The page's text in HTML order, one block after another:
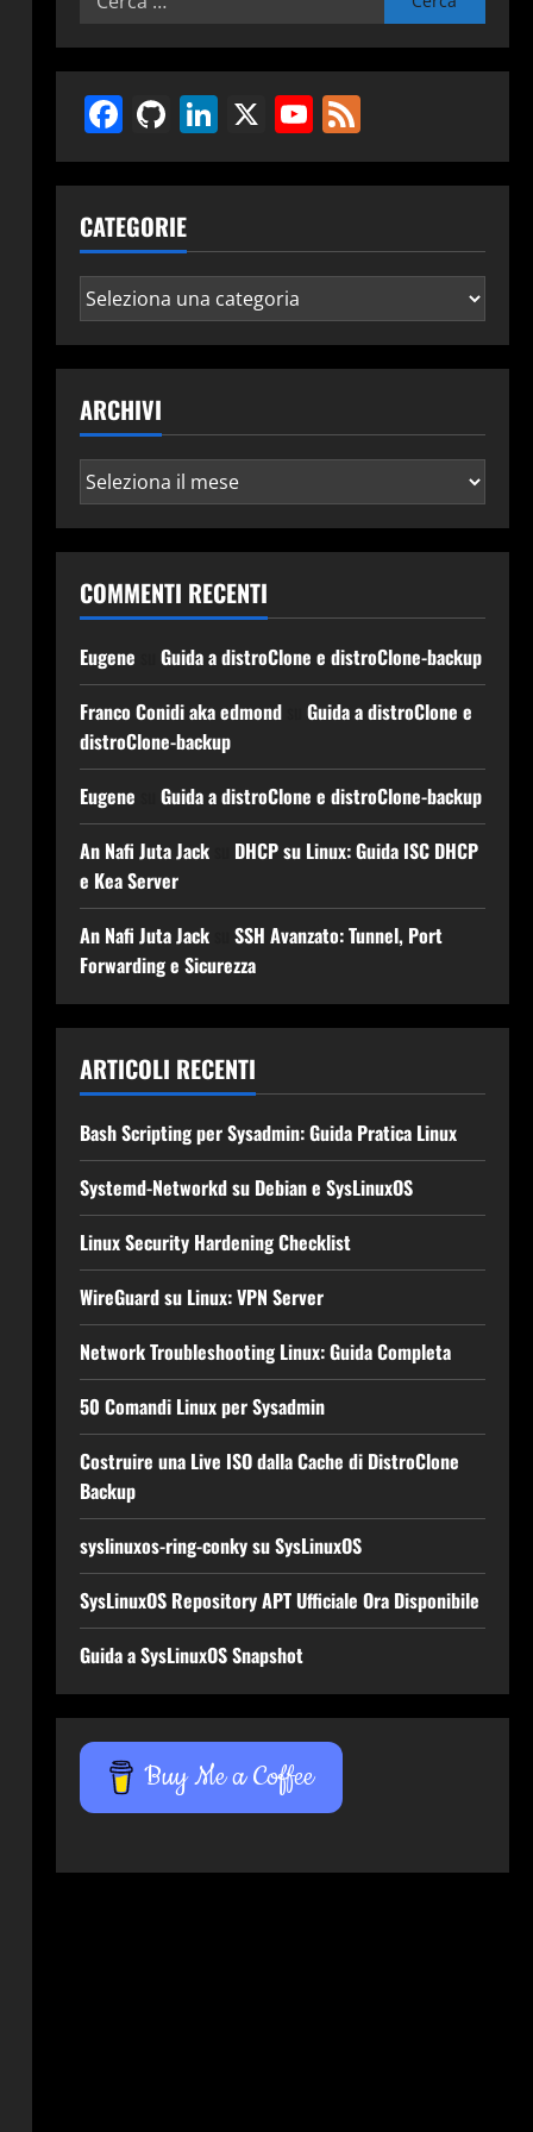
Facebook
GitHub
LinkedIn
X YouTube
Feed
CATEGORIE
Categorie
ARCHIVI
Archivi
COMMENTI RECENTI
Eugene
Guida a distroClone e distroClone-backup
Franco Conidi aka edmondsu Guida a distroClone e
distroClone-backup
Eugene
Guida a distroClone e distroClone-backup
An Nafi Juta Jacksu DHCP su Linux: Guida ISC DHCP
e Kea Server
An Nafi Juta Jacksu SSH Avanzato: Tunnel, Port
Forwarding e Sicurezza
ARTICOLI RECENTI
Bash Scripting per Sysadmin: Guida Pratica Linux
Systemd-Networkd su Debian e SysLinuxOS
Linux Security Hardening Checklist
WireGuard su Linux: VPN Server
Network Troubleshooting Linux: Guida Completa
50 Comandi Linux per Sysadmin
Costruire una Live ISO dalla Cache di DistroClone
Backup
syslinuxos-ring-conky su SysLinuxOS
SysLinuxOS Repository APT Ufficiale Ora Disponibile
Guida a SysLinuxOS Snapshot
Buy Me a Coffee